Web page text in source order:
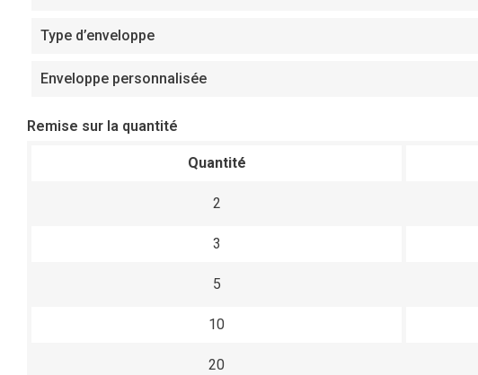
Type d’enveloppe
Enveloppe personnalisée
Remise sur la quantité
Quantité
2
3
5
10
20